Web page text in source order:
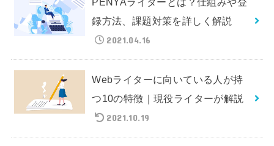
録方法、課題対策を詳しく解説
2021.04.16
Webライターに向いている人が持
つ10の特徴｜現役ライターが解説
2021.10.19